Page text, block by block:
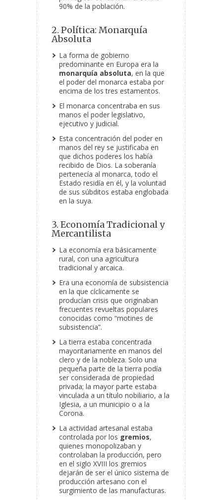
90% de la población.
2. Política: Monarquía
Absoluta
La forma de gobierno
predominante en Europa era la
monarquía absoluta, en la que
el poder del monarca estaba por
encima de los tres estamentos.
El monarca concentraba en sus
manos el poder legislativo,
ejecutivo y judicial.
Esta concentración del poder en
manos del rey se justificaba en
que dichos poderes los había
recibido de Dios. La soberanía
pertenecía al monarca, todo el
Estado residía en él, y la voluntad
de sus súbditos estaba englobada
en la suya.
3. Economía Tradicional y
Mercantilista
La economía era básicamente
rural, con una agricultura
tradicional y arcaica.
Era una economía de subsistencia
en la que cíclicamente se
producían crisis que originaban
frecuentes revueltas populares
conocidas como “motines de
subsistencia”.
La tierra estaba concentrada
mayoritariamente en manos del
clero y de la nobleza. Solo una
pequeña parte de la tierra podía
ser considerada de propiedad
privada; la mayor parte estaba
vinculada a un título nobiliario, a la
Iglesia, a un municipio o a la
Corona.
La actividad artesanal estaba
controlada por los gremios,
quienes monopolizaban y
controlaban la producción, pero
en el siglo XVIII los gremios
dejarán de ser el único sistema de
producción artesano con el
surgimiento de las manufacturas.